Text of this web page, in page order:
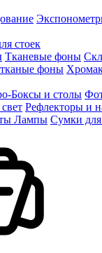
стоек
Тканевые фоны
фоны
Боксы и столы
Рефлекторы и
Лампы Сумки для